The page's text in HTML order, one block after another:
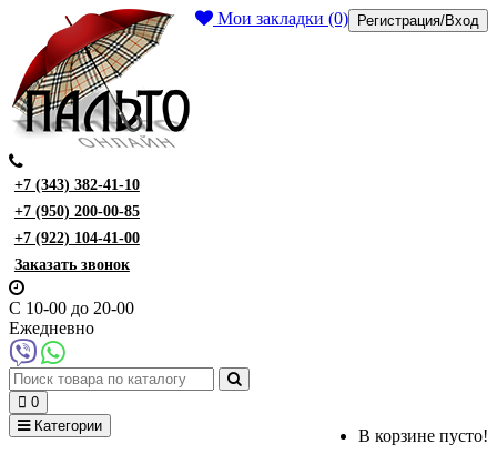
Регистрация/Вход
Мои закладки (0)
+7 (343) 382-41-10
+7 (950) 200-00-85
+7 (922) 104-41-00
Заказать звонок
С 10-00 до 20-00
Ежедневно
0
В корзине пусто!
Категории